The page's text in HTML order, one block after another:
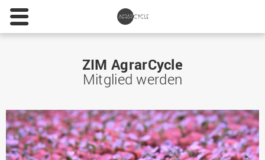
ZIM AgrarCycle
Mitglied werden